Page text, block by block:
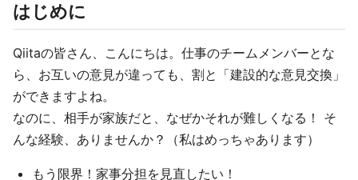
はじめに
Qiitaの皆さん、こんにちは。仕事のチームメンバーとな
ら、お互いの意見が違っても、割と「建設的な意見交換」
ができますよね。
なのに、相手が家族だと、なぜかそれが難しくなる！ そ
んな経験、ありませんか？（私はめっちゃあります）
もう限界！家事分担を見直したい！